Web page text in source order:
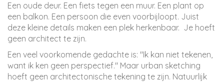
Een oude deur. Een fiets tegen een muur. Een plant op
een balkon. Een persoon die even voorbijloopt. Juist
deze kleine details maken een plek herkenbaar. Je hoeft
geen architect te zijn.
Een veel voorkomende gedachte is: "Ik kan niet tekenen,
want ik ken geen perspectief." Maar urban sketching
hoeft geen architectonische tekening te zijn. Natuurlijk